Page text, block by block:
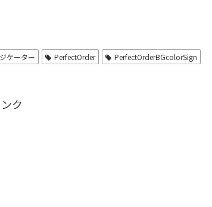
ケーター PerfectOrder
PerfectOrderBGcolorSign
ク